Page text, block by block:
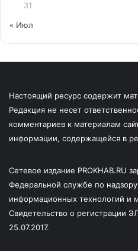
31
« Июл
Настоящий ресурс содержит
Редакция не несет
комментариев к материалам
информации, содержащейся в
Сетевое издание PROKHAB.RU
Федеральной службе по надзору
информационных технологий и
Свидетельство о регистрации
25.07.2017.